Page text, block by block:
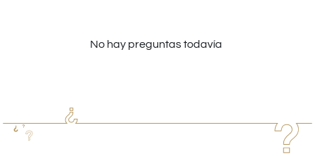
No hay preguntas todavía